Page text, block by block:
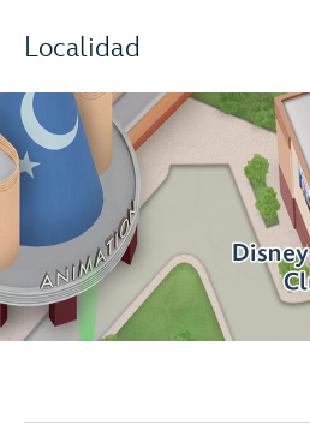
Localidad